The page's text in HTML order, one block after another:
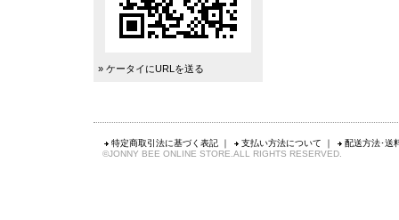
» ケータイにURLを送る
特定商取引法に基づく表記 ｜ 支払い方法について ｜
配送方法･送
©JONNY BEE ONLINE STORE.ALL RIGHTS RESERVED.